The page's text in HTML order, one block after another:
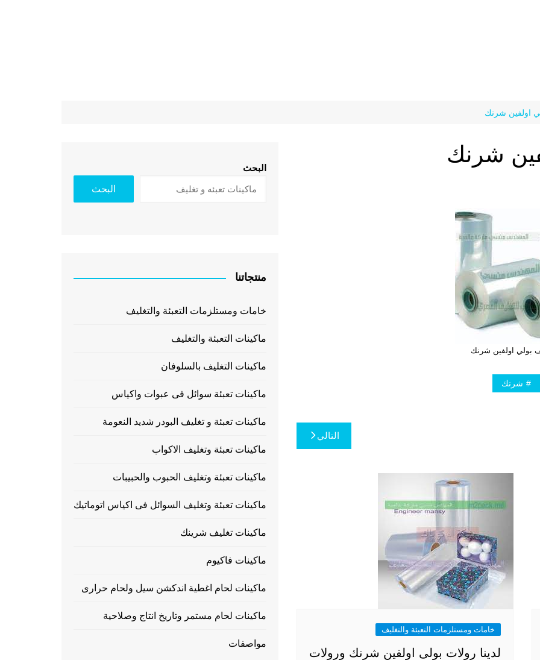
اولفين شرنك
شرنك
بولي اولفين شرنك
شرنك
التالي
خامات ومستلزمات التعبئة والتغليف
لدينا رولات بولى اولفين شرنك ورولات
البحث
البحث
منتجاتنا
خامات ومستلزمات التعبئة والتغليف
ماكينات التعبئة والتغليف
ماكينات التغليف بالسلوفان
ماكينات تعبئة سوائل فى عبوات واكياس
ماكينات تعبئة و تغليف البودر شديد النعومة
ماكينات تعبئة وتغليف الاكواب
ماكينات تعبئة وتغليف الحبوب والحبيبات
ماكينات تعبئة وتغليف السوائل فى اكياس اتوماتيك
ماكينات تغليف شرينك
ماكينات فاكيوم
ماكينات لحام اغطية اندكشن سيل ولحام حرارى
ماكينات لحام مستمر وتاريخ انتاج وصلاحية
مواصفات